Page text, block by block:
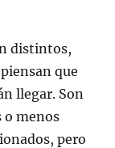
distintos,
que
llegar. Son
o menos
pero